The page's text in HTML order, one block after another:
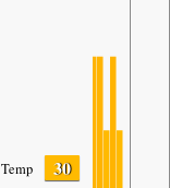
Temp 30